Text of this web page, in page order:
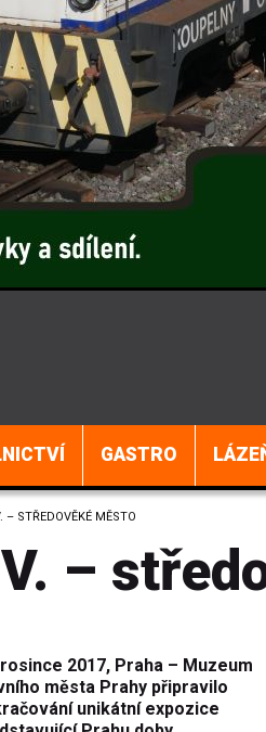
GASTRO
– STŘEDOVĚKÉ MĚSTO
–
2017, Praha – Muzeum
města Prahy připravilo
unikátní expozice